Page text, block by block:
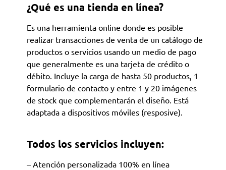
¿Qué es una tienda en línea?
Es una herramienta online donde es posible
realizar transacciones de venta de un catálogo de
productos o servicios usando un medio de pago
que generalmente es una tarjeta de crédito o
débito. Incluye la carga de hasta 50 productos, 1
formulario de contacto y entre 1 y 20 imágenes
de stock que complementarán el diseño. Está
adaptada a dispositivos móviles (resposive).
Todos los servicios incluyen:
– Atención personalizada 100% en línea